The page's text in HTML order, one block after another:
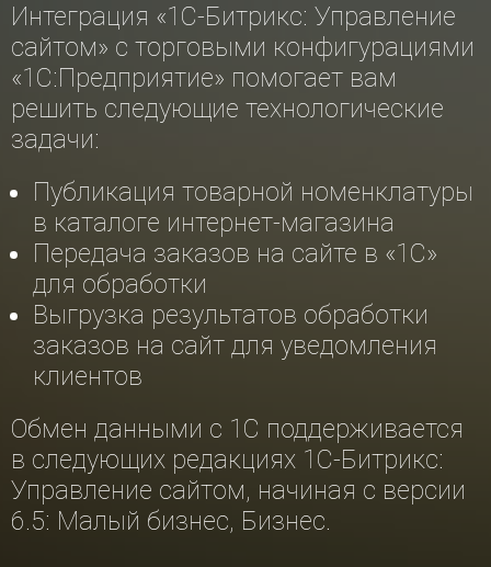
Интеграция «1С-Битрикс: Управление
сайтом» с торговыми конфигурациями
«1С:Предприятие» помогает вам
решить следующие технологические
задачи:
Публикация товарной номенклатуры
в каталоге интернет-магазина
Передача заказов на сайте в «1С»
для обработки
Выгрузка результатов обработки
заказов на сайт для уведомления
клиентов
Обмен данными с 1С поддерживается
в следующих редакциях 1С-Битрикс:
Управление сайтом, начиная с версии
6.5: Малый бизнес, Бизнес.